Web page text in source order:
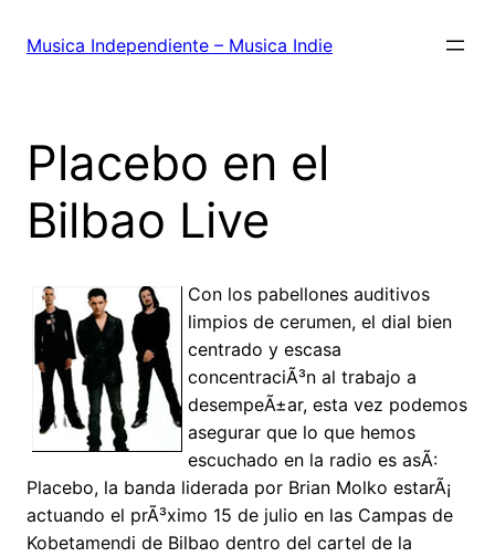
Musica Independiente – Musica Indie
Placebo en el
Bilbao Live
Con los pabellones auditivos
limpios de cerumen, el dial bien
centrado y escasa
concentraciÃ³n al trabajo a
desempeÃ±ar, esta vez podemos
asegurar que lo que hemos
escuchado en la radio es asÃ­:
Placebo, la banda liderada por Brian Molko estarÃ¡
actuando el prÃ³ximo 15 de julio en las Campas de
Kobetamendi de Bilbao dentro del cartel de la